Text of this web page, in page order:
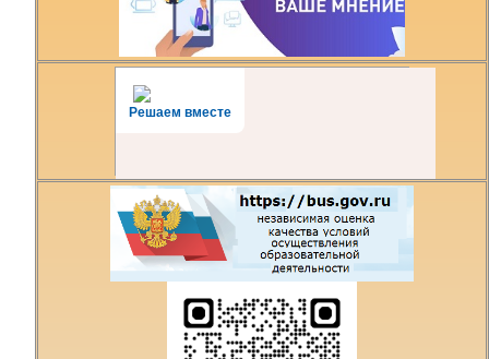
Решаем вместе